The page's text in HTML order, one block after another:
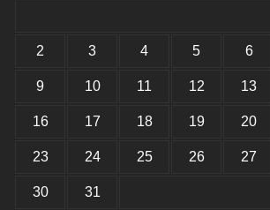
2 3 4 5 6
9 10 11 12 13
16 17 18 19 20
23 24 25 26 27
30 31